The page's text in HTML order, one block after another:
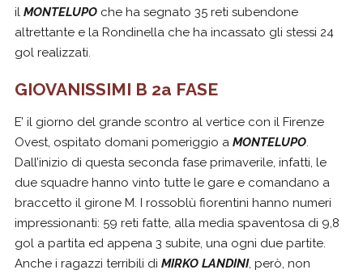
il MONTELUPO che ha segnato 35 reti subendone
altrettante e la Rondinella che ha incassato gli stessi 24
gol realizzati.
GIOVANISSIMI B 2a FASE
E’ il giorno del grande scontro al vertice con il Firenze
Ovest, ospitato domani pomeriggio a MONTELUPO.
Dall’inizio di questa seconda fase primaverile, infatti, le
due squadre hanno vinto tutte le gare e comandano a
braccetto il girone M. I rossoblù fiorentini hanno numeri
impressionanti: 59 reti fatte, alla media spaventosa di 9,8
gol a partita ed appena 3 subite, una ogni due partite.
Anche i ragazzi terribili di MIRKO LANDINI, però, non